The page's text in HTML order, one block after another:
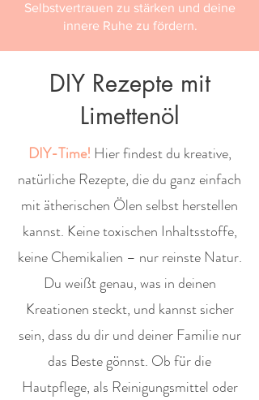
Selbstvertrauen zu stärken und deine
innere Ruhe zu fördern.
DIY Rezepte mit
Limettenöl
DIY-Time! Hier findest du kreative,
natürliche Rezepte, die du ganz einfach
mit ätherischen Ölen selbst herstellen
kannst. Keine toxischen Inhaltsstoffe,
keine Chemikalien – nur reinste Natur.
Du weißt genau, was in deinen
Kreationen steckt, und kannst sicher
sein, dass du dir und deiner Familie nur
das Beste gönnst. Ob für die
Hautpflege, als Reinigungsmittel oder